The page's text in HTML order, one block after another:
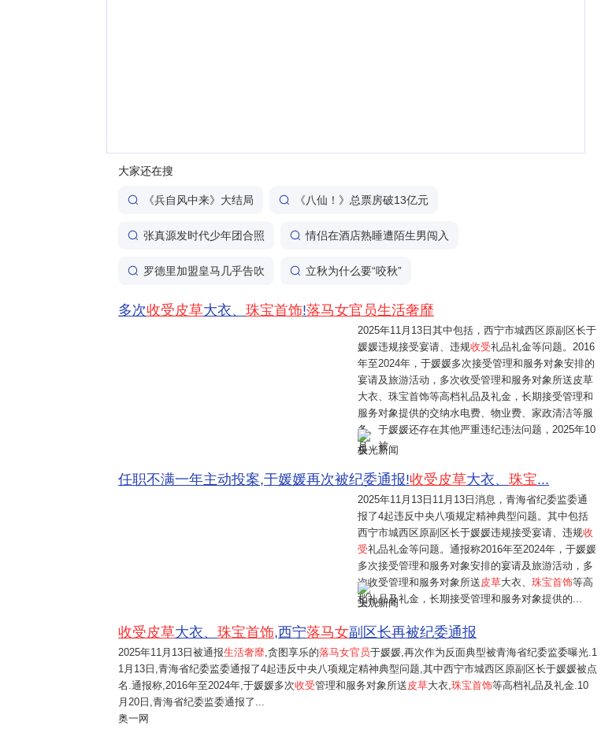
大家还在搜
《兵自风中来》大结局 《八仙！》总票房破13亿元
张真源发时代少年团合照 情侣在酒店熟睡遭陌生男闯入
罗德里加盟皇马几乎告吹 立秋为什么要“咬秋”
多次收受皮草大衣、 珠宝首饰!落马女官员生活奢靡
2025年11月13日 其中包括，西宁市城西区原副区长于
媛媛违规接受宴请、违规收受礼品礼金等问题。2016
年至2024年，于媛媛多次接受管理和服务对象安排的
宴请及旅游活动，多次收受管理和服务对象所送皮草
大衣、珠宝首饰等高档礼品及礼金，长期接受管理和
服务对象提供的交纳水电费、物业费、家政清洁等服
务。于媛媛还存在其他严重违纪违法问题，2025年10
月，被
极光新闻
任职不满一年主动投案,于媛媛再次被纪委通报!收受皮草大衣、 珠宝...
2025年11月13日 11月13日消息，青海省纪委监委通
报了4起违反中央八项规定精神典型问题。其中包括
西宁市城西区原副区长于媛媛违规接受宴请、违规收
受礼品礼金等问题。通报称2016年至2024年，于媛媛
多次接受管理和服务对象安排的宴请及旅游活动，多
次收受管理和服务对象所送皮草大衣、 珠宝首饰等高
档礼品及礼金，长期接受管理和服务对象提供的...
上观新闻
收受皮草大衣、 珠宝首饰,西宁落马女副区长再被纪委通报
2025年11月13日 被通报生活奢靡,贪图享乐的落马女官员于媛媛,再次作为反面典型被青海省纪委监委曝光.1
1月13日,青海省纪委监委通报了4起违反中央八项规定精神典型问题,其中西宁市城西区原副区长于媛媛被点
名.通报称,2016年至2024年,于媛媛多次收受管理和服务对象所送皮草大衣,珠宝首饰等高档礼品及礼金.10
月20日,青海省纪委监委通报了...
奥一网